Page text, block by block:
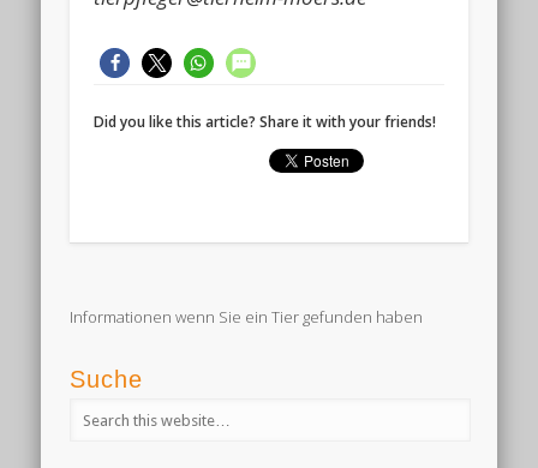
Did you like this article? Share it with your friends!
Informationen wenn Sie ein Tier gefunden haben
Suche